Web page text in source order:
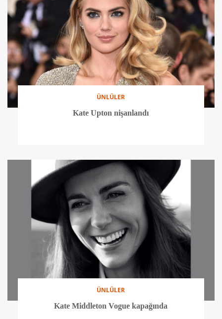
ÜNLÜLER
Kate Upton nişanlandı
ÜNLÜLER
Kate Middleton Vogue kapağında